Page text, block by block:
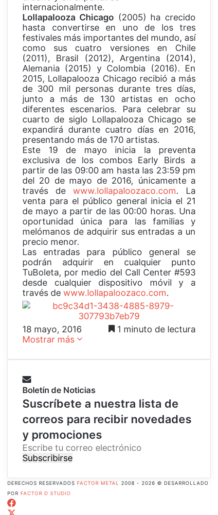
internacionalmente.
Lollapalooza Chicago(2005) ha crecido
hasta convertirse en uno de los tres
festivales más importantes del mundo, así
como sus cuatro versiones en Chile
(2011), Brasil (2012), Argentina (2014),
Alemania (2015) y Colombia (2016). En
2015, Lollapalooza Chicago recibió a más
de 300 mil personas durante tres días,
junto a más de 130 artistas en ocho
diferentes escenarios. Para celebrar su
cuarto de siglo Lollapalooza Chicago se
expandirá durante cuatro días en 2016,
presentando más de 170 artistas.
Este 19 de mayo inicia la preventa
exclusiva de los combos Early Birds a
partir de las 09:00 am hasta las 23:59 pm
del 20 de mayo de 2016, únicamente a
través de www.lollapaloozaco.com. La
venta para el público general inicia el 21
de mayo a partir de las 00:00 horas. Una
oportunidad única para las familias y
melómanos de adquirir sus entradas a un
precio menor.
Las entradas para público general se
podrán adquirir en cualquier punto
TuBoleta, por medio del Call Center #593
desde cualquier dispositivo móvil y a
través de www.lollapaloozaco.com.
18 mayo, 2016
1 minuto de lectura
Mostrar más
Boletín de Noticias
Suscríbete a nuestra lista de
correos para recibir novedades
y promociones
E
s
r
DERECHOS RESERVADOS FACTOR METAL
2008 - 2026 © DESARROLLADO
POR FACTOR D STUDIO